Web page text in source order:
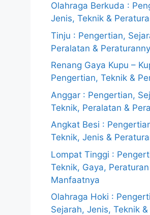
Olahraga Berkuda :
Jenis, Teknik &
Tinju : Pengertian,
Peralatan &
Renang Gaya Kupu –
Pengertian, Teknik &
Anggar : Pengertian,
Teknik, Peralatan &
Angkat Besi :
Teknik, Jenis &
Lompat Tinggi :
Teknik, Gaya, Peraturan
Manfaatnya
Olahraga Hoki :
Sejarah, Jenis, Teknik &